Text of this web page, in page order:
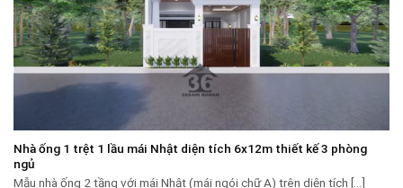
Nhà ống 1 trệt 1 lầu mái Nhật diện tích 6x12m thiết kế 3 phòng
ngủ
Mẫu nhà ống 2 tầng với mái Nhật (mái ngói chữ A) trên diện tích [...]